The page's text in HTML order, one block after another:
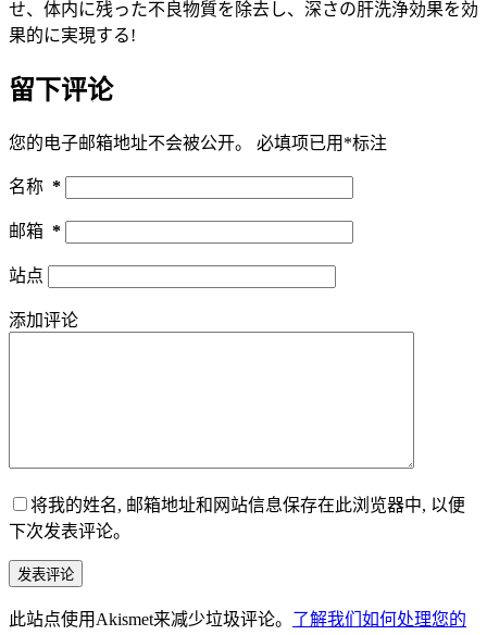
せ、体内に残った不良物質を除去し、深さの肝洗浄効果を効
果的に実現する!
留下评论
您的电子邮箱地址不会被公开。 必填项已用 *标注
名称 *
邮箱 *
站点
添加评论
将我的姓名, 邮箱地址和网站信息保存在此浏览器中, 以便
下次发表评论。
发表评论
此站点使用Akismet来减少垃圾评论。 了解我们如何处理您的